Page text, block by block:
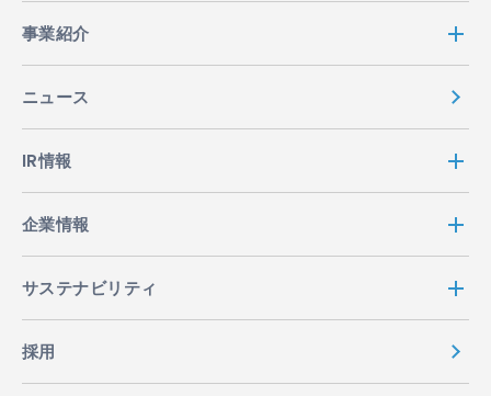
事業紹介
ニュース
IR情報
企業情報
サステナビリティ
採用